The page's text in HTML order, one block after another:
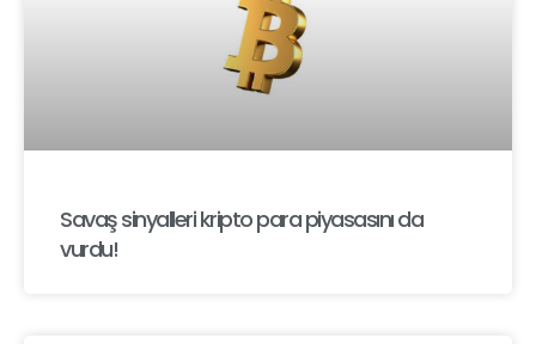
Savaş sinyalleri kripto para piyasasını da
vurdu!